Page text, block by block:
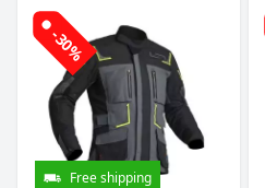
-30%
Free shipping